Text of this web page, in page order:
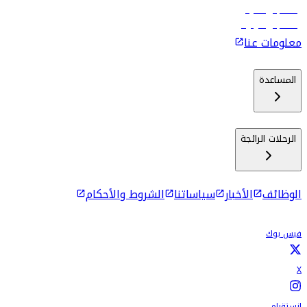
رحلات إلى ماليه
رحلات إلى كولومبو
معلومات عنا
المساعدة
الرحلات الرائجة
الوظائف الأخبار سياساتنا الشروط والأحكام
فيس بوك
X